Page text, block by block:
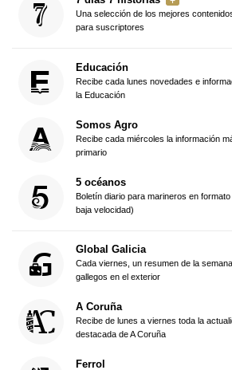
Una selección de los mejores
para suscriptores
Educación
Recibe cada lunes novedades e
la Educación
Somos Agro
Recibe cada miércoles la información
primario
5 océanos
Boletín diario para marineros en
baja velocidad)
Global Galicia
Cada viernes, un resumen de la
gallegos en el exterior
A Coruña
Recibe de lunes a viernes toda la
destacada de A Coruña
Ferrol